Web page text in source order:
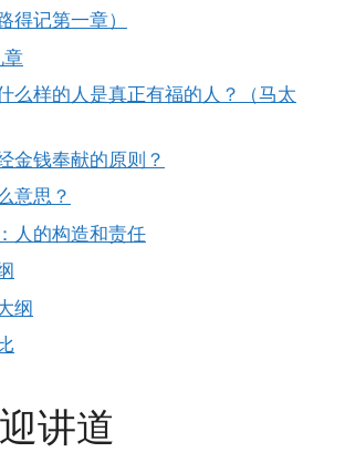
得记第一章）
章
么样的人是真正有福的人？（马太
金钱奉献的原则？
意思？
人的构造和责任
纲
讲道